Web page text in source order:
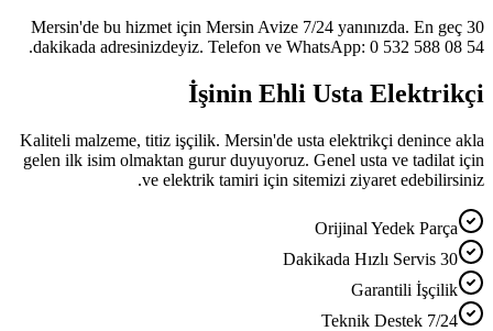
Mersin'de bu hizmet için Mersin Avize 7/24 yanınızda. En geç 30
dakikada adresinizdeyiz. Telefon ve WhatsApp: 0 532 588 08 54.
İşinin Ehli Usta Elektrikçi
Kaliteli malzeme, titiz işçilik. Mersin'de usta elektrikçi denince akla
gelen ilk isim olmaktan gurur duyuyoruz. Genel usta ve tadilat için
ve elektrik tamiri için sitemizi ziyaret edebilirsiniz.
Orijinal Yedek Parça
30 Dakikada Hızlı Servis
Garantili İşçilik
7/24 Teknik Destek